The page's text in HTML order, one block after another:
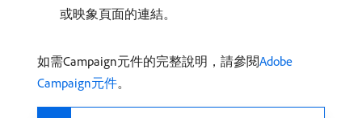
或映象頁面的連結。
如需Campaign元件的完整說明，請參閱Adobe
Campaign元件。